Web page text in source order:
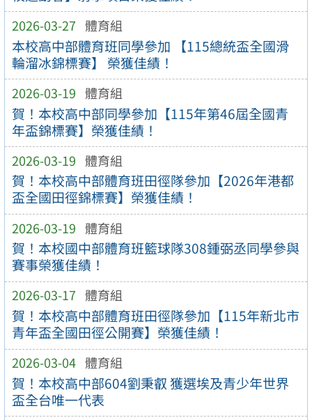
2026-03-27 體育組
本校高中部體育班同學參加 【115總統盃全國滑
輪溜冰錦標賽】 榮獲佳績！
2026-03-19 體育組
賀！本校高中部同學參加【115年第46屆全國青
年盃錦標賽】榮獲佳績！
2026-03-19 體育組
賀！本校高中部體育班田徑隊參加【2026年港都
盃全國田徑錦標賽】榮獲佳績！
2026-03-19 體育組
賀！本校國中部體育班籃球隊308鍾弼丞同學參與
賽事榮獲佳績！
2026-03-17 體育組
賀！本校高中部體育班田徑隊參加【115年新北市
青年盃全國田徑公開賽】榮獲佳績！
2026-03-04 體育組
賀！本校高中部604劉秉叡 獲選埃及青少年世界
盃全台唯一代表